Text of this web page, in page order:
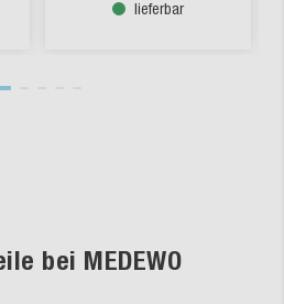
lieferbar
bei MEDEWO